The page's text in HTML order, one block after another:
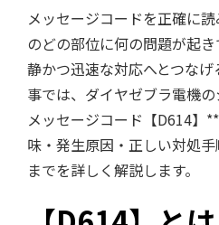
メッセージコードを正確に
のどの部位に何の問題が起
静かつ迅速な対応へとつな
事では、ダイヤゼブラ電機
メッセージコード【D614】
味・発生原因・正しい対処
までを詳しく解説します。